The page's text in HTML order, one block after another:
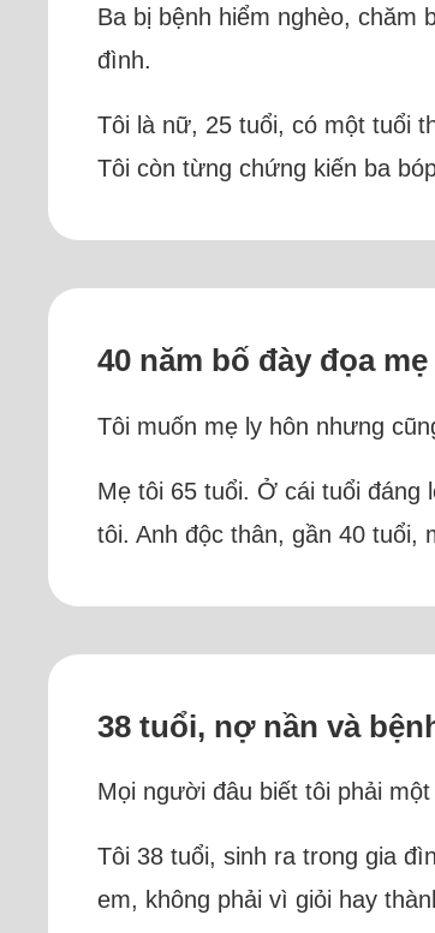
Ba bị bệnh hiểm nghèo, chăm
đình.
Tôi là nữ, 25 tuổi, có một tuổi
Tôi còn từng chứng kiến ba
40 năm bố đày đọa
Tôi muốn mẹ ly hôn nhưng
Mẹ tôi 65 tuổi. Ở cái tuổi
tôi. Anh độc thân, gần 40
38 tuổi, nợ nần và
Mọi người đâu biết tôi phải
Tôi 38 tuổi, sinh ra trong gia
em, không phải vì giỏi hay